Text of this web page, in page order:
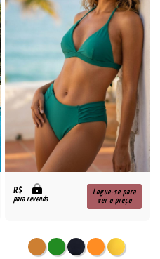
R$
para revenda
Logue-se para
ver o preço